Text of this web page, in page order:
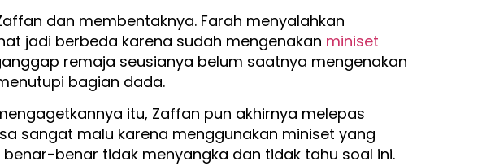
dan membentaknya. Farah menyalahkan
jadi berbeda karena sudah mengenakan miniset
remaja seusianya belum saatnya mengenakan
bagian dada.
itu, Zaffan pun akhirnya melepas
sangat malu karena menggunakan miniset yang
benar tidak menyangka dan tidak tahu soal ini.